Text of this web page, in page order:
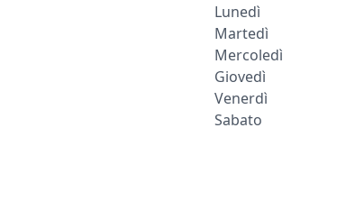
Lunedì
Martedì
Mercoledì
Giovedì
Venerdì
Sabato